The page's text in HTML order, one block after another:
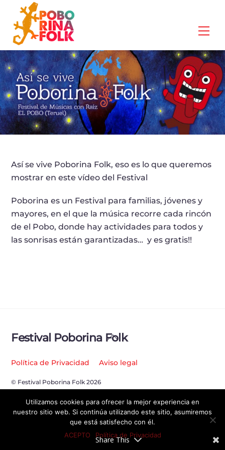
content
Así se vive Poborina Folk, eso es lo que queremos
mostrar en este vídeo del Festival
Poborina es un Festival para familias, jóvenes y
mayores, en el que la música recorre cada rincón
de el Pobo, donde hay actividades para todos y
las sonrisas están garantizadas… y es gratis!!
Back
Top
Festival Poborina Folk
Política de Privacidad Aviso legal
© Festival Poborina Folk 2026
Share This
Utilizamos cookies para ofrecer la mejor experiencia en
nuestro sitio web. Si continúa utilizando este sitio, asumiremos
que está satisfecho con él.
ACEPTO
Política de Privacidad